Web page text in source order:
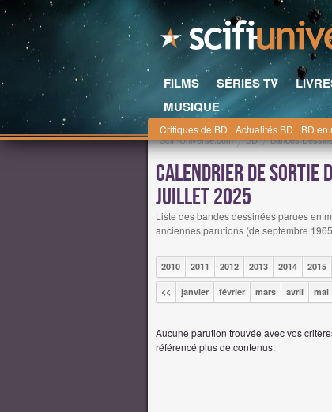
FILMS SÉRIES TV
MUSIQUE
Critiques de BD Actualités BD BD en
Scifi-Universe.com BD Bandes
Calendrier de sortie
juillet 2025
Liste des bandes dessinées parues en
anciennes parutions (de septembre
2010 2011 2012 2013 2014 2015
<< janvier février mars avril mai
Aucune parution trouvée avec vos
référencé plus de contenus.